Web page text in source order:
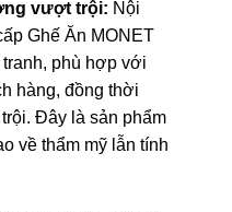
vượt trội: Nội
Ghế Ăn MONET
phù hợp với
hàng, đồng thời
Đây là sản phẩm
về thẩm mỹ lẫn tính